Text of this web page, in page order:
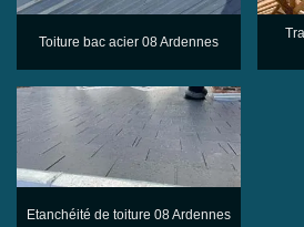
Toiture bac acier 08 Ardennes
Etanchéité de toiture 08 Ardennes